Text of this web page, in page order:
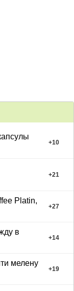
+10
+21
Platin,
+27
в
+14
мелену
+19